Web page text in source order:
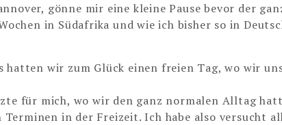
gönne mir eine kleine Pause bevor der
in Südafrika und wie ich bisher so in
hatten wir zum Glück einen freien Tag, wo wir
für mich, wo wir den ganz normalen Alltag
in der Freizeit. Ich habe also versucht